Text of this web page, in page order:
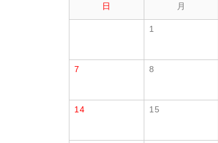
日 月
1
7 8
14 15